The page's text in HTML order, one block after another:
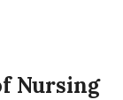
Nursing